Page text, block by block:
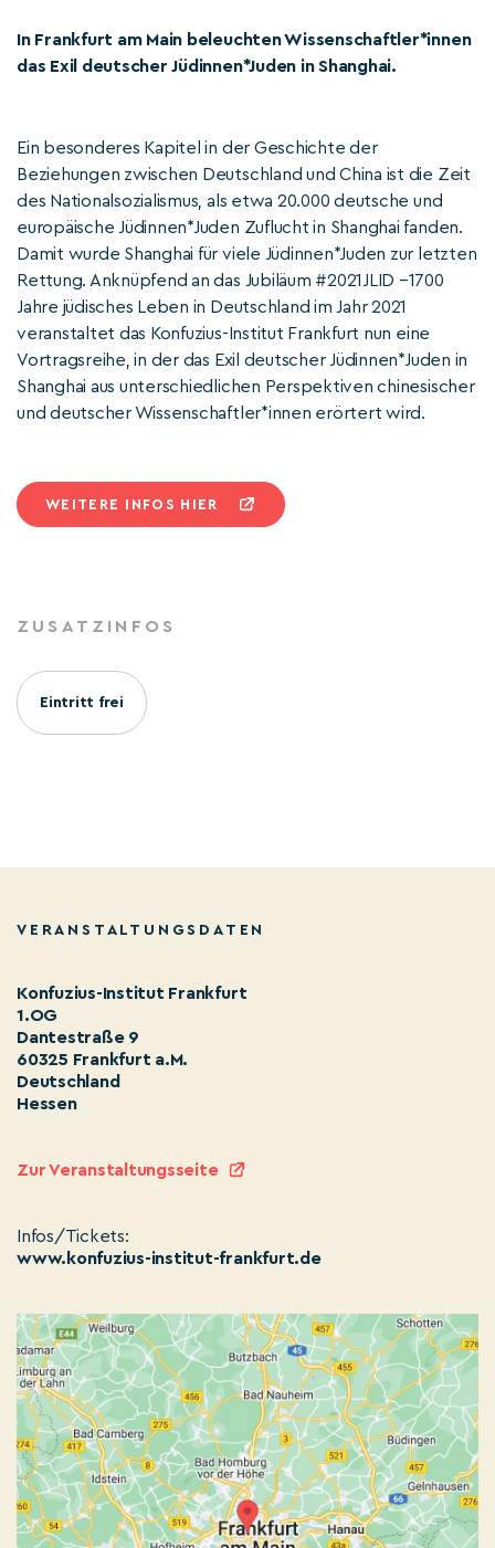
In Frankfurt am Main beleuchten Wissenschaftler*innen
das Exil deutscher Jüdinnen*Juden in Shanghai.
Ein besonderes Kapitel in der Geschichte der
Beziehungen zwischen Deutschland und China ist die Zeit
des Nationalsozialismus, als etwa 20.000 deutsche und
europäische Jüdinnen*Juden Zuflucht in Shanghai fanden.
Damit wurde Shanghai für viele Jüdinnen*Juden zur letzten
Rettung. Anknüpfend an das Jubiläum #2021JLID –1700
Jahre jüdisches Leben in Deutschland im Jahr 2021
veranstaltet das Konfuzius-Institut Frankfurt nun eine
Vortragsreihe, in der das Exil deutscher Jüdinnen*Juden in
Shanghai aus unterschiedlichen Perspektiven chinesischer
und deutscher Wissenschaftler*innen erörtert wird.
WEITERE INFOS HIER
ZUSATZINFOS
Eintritt frei
VERANSTALTUNGSDATEN
Konfuzius-Institut Frankfurt
1.OG
Dantestraße 9
60325 Frankfurt a.M.
Deutschland
Hessen
Zur Veranstaltungsseite
Infos/Tickets:
www.konfuzius-institut-frankfurt.de